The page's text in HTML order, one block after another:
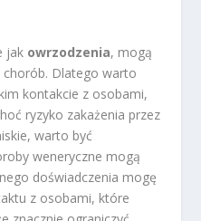
jak owrzodzenia, mogą
Dlatego warto
kontakcie z osobami,
ryzyko zakażenia przez
warto być
weneryczne mogą
doświadczenia mogę
z osobami, które